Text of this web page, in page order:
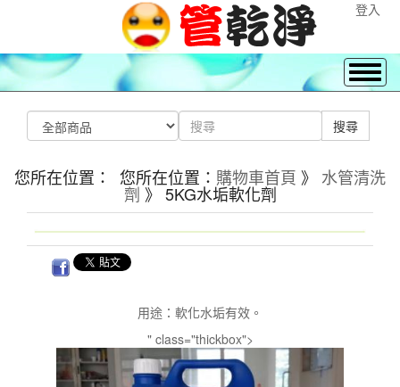
登入
您所在位置： 您所在位置： 購物車首頁 》 水管清洗
劑》 5KG水垢軟化劑
用途：軟化水垢有效。
" class="thickbox">